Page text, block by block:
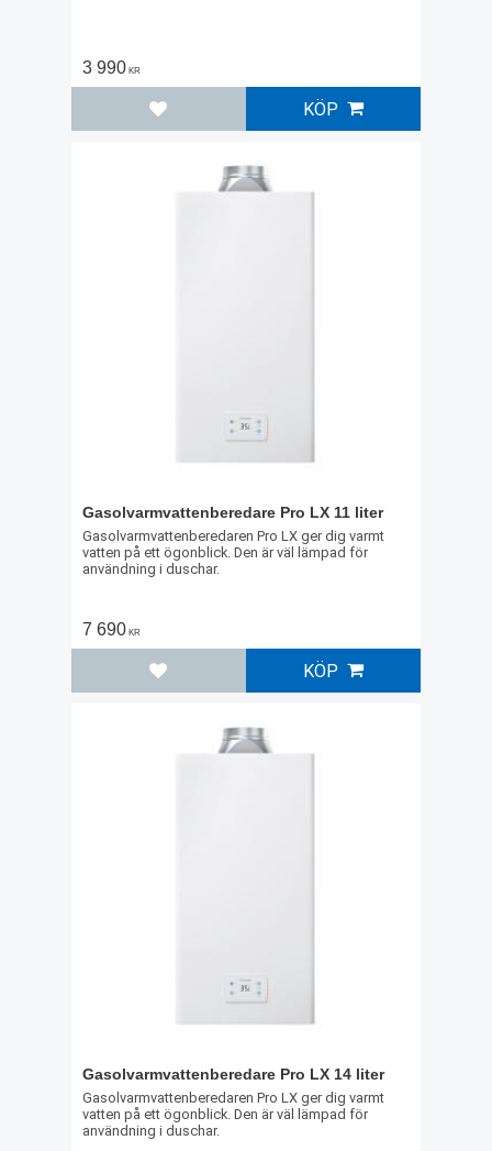
3 990KR
Lägg till i favoriter
KÖP
Gasolvarmvattenberedare Pro LX 11 liter
Gasolvarmvattenberedaren Pro LX ger dig varmt
vatten på ett ögonblick. Den är väl lämpad för
användning i duschar.
7 690KR
Lägg till i favoriter
KÖP
Gasolvarmvattenberedare Pro LX 14 liter
Gasolvarmvattenberedaren Pro LX ger dig varmt
vatten på ett ögonblick. Den är väl lämpad för
användning i duschar.